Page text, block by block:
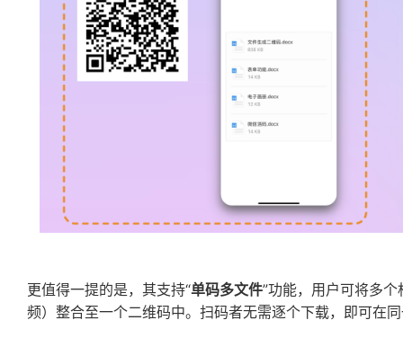
更值得一提的是，其支持“单码多文件”功能，用户可将多
频）整合至一个二维码中。扫码者无需逐个下载，即可在